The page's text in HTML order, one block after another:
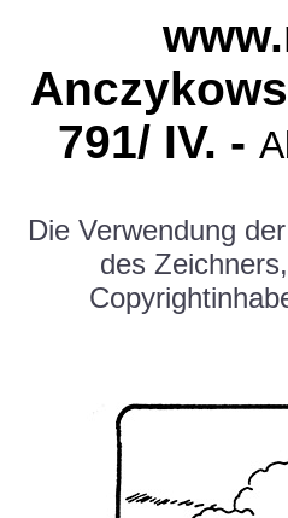
791/ IV. -
Die Verwendung
des